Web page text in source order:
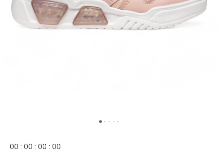
00 : 00 : 00 : 00